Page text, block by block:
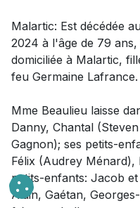
Malartic: Est décédée
2024 à l'âge de 79
domiciliée à Malartic,
feu Germaine Lafrance.
Mme Beaulieu laisse
Danny, Chantal
Gagnon); ses petits-
Félix (Audrey Ménard),
petits-enfants: Jacob
Alain, Gaétan,